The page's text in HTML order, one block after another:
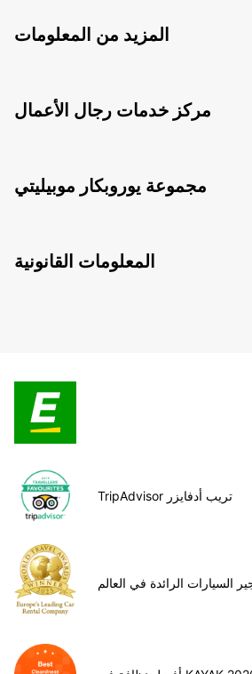
المزيد من المعلومات
مركز خدمات رجال الأعمال
مجموعة يوروبكار موبيليتي
المعلومات القانونية
TripAdvisor تريب أدفايزر
السيارات الرائدة في العالم